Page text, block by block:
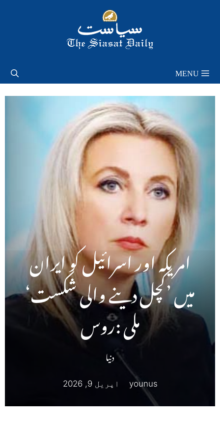
MENU
امریکہ اور اسرائیل کو ایران
میں ’کچل دینے والی شکست‘
ملی :روس
دنیا
younus اپریل 9, 2026